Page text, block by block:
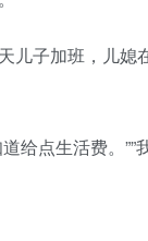
子加班，儿媳
点生活费。””